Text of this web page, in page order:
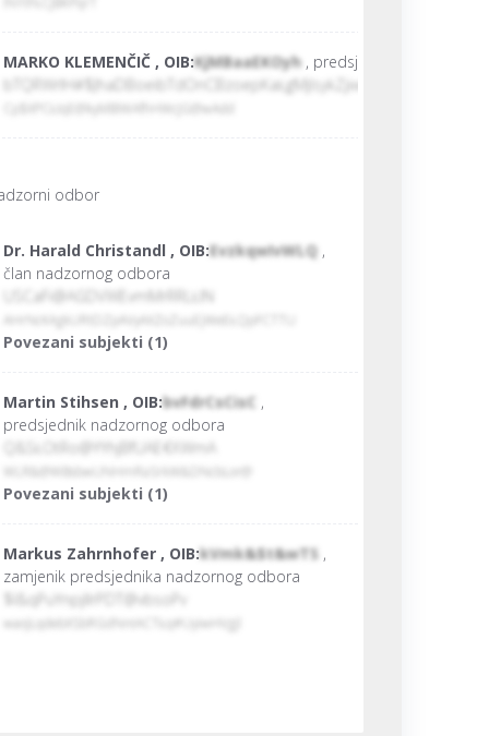
MARKO KLEMENČIČ , OIB:KjMBaaEKOyh , predsjednik uprave
Cp$XPCŁIqE@kyMBIWAfhHWcJG@wAdd
odbor
Dr. Harald Christandl , OIB:EvzkqwIvWLQ ,
član nadzornog odbora
USCaFi@AGDVWEvmMrRRLŁlN
AHrNcKAgkURtDZpAVyAXZoZuuEjWeEŁQpFCTTU
Povezani subjekti (1)
Martin Stihsen , OIB:bvFdrCsCisC ,
predsjednik nadzornog odbora
Q&SŁOtRo@YYhjBfUAE€XWmA
WLR&@WBsbwUNHmRaSrkW&DNcbLor@
Povezani subjekti (1)
Markus Zahrnhofer , OIB:kVmk&$t&wTS ,
zamjenik predsjednika nadzornog odbora
$l&qPuYnpjllrPDT@vbsoPv
waojLqdebXSbRGdNntACTŁq#UyiwHVgjl